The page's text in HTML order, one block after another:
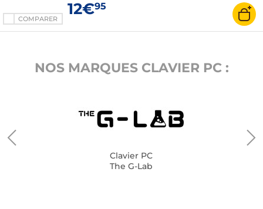
COMPARER
12€95
NOS MARQUES CLAVIER PC :
Clavier PC
The G-Lab